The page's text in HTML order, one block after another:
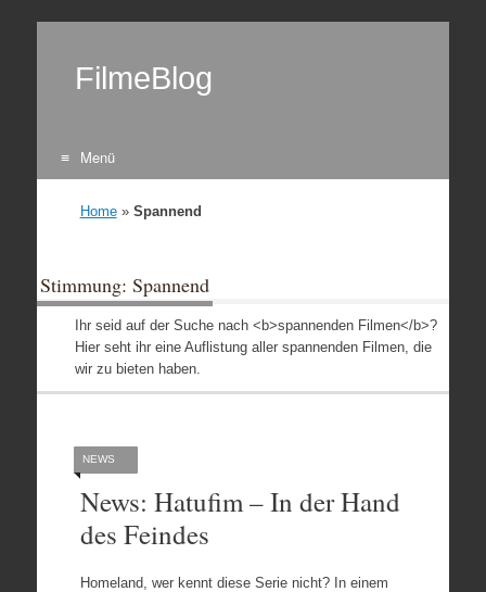
FilmeBlog
Menü
Home» Spannend
Stimmung: Spannend
Ihr seid auf der Suche nach <b>spannenden Filmen</b>?
Hier seht ihr eine Auflistung aller spannenden Filmen, die
wir zu bieten haben.
NEWS
News: Hatufim – In der Hand
des Feindes
Homeland, wer kennt diese Serie nicht? In einem